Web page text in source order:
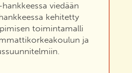
viedään
kehitetty
toimintamalli
ja